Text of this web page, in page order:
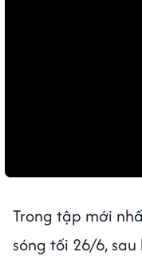
Trong tập mới
sóng tối 26/6,